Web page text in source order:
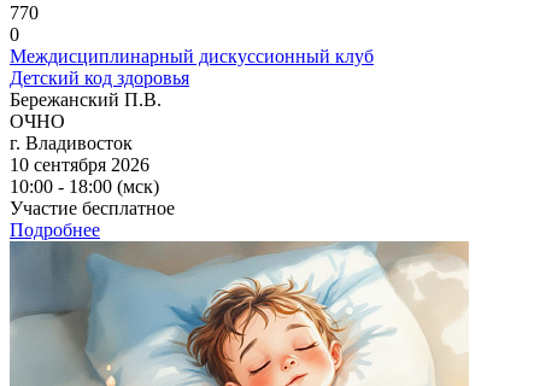
770
0
Междисциплинарный дискуссионный клуб
Детский код здоровья
Бережанский П.В.
ОЧНО
г. Владивосток
10 сентября 2026
10:00 - 18:00 (мск)
Участие бесплатное
Подробнее